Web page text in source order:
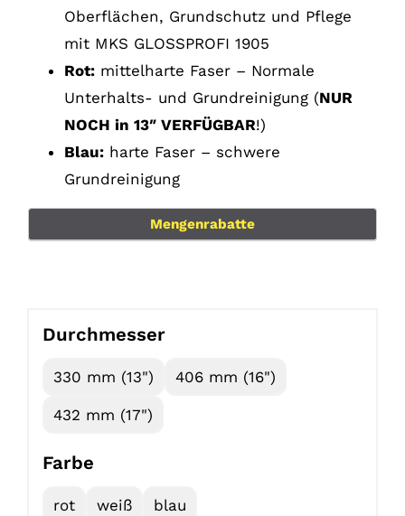
Oberflächen, Grundschutz und Pflege
mit MKS GLOSSPROFI 1905
Rot: mittelharte Faser – Normale
Unterhalts- und Grundreinigung (NUR
NOCH in 13″ VERFÜGBAR!)
Blau: harte Faser – schwere
Grundreinigung
Mengenrabatte
Durchmesser
330 mm (13") 406 mm (16")
432 mm (17")
Farbe
rot weiß blau